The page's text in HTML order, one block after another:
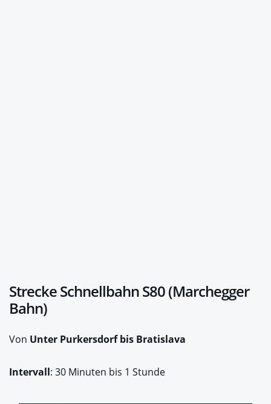
Strecke Schnellbahn S80 (Marchegger
Bahn)
Von Unter Purkersdorf bis Bratislava
Intervall: 30 Minuten bis 1 Stunde